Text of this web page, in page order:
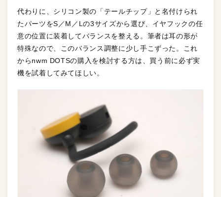
代わりに、シリコン製の「テールチップ」と名付けられ
たパーツをS／M／Lの3サイズから選び、イヤフックの任
意の位置に装着してバランスを整える。筆者は耳の形が
特殊なので、このバランス調整に少し手こずった。これ
からnwm DOTSの購入を検討する方は、買う前に必ず実
機を試着してみてほしい。